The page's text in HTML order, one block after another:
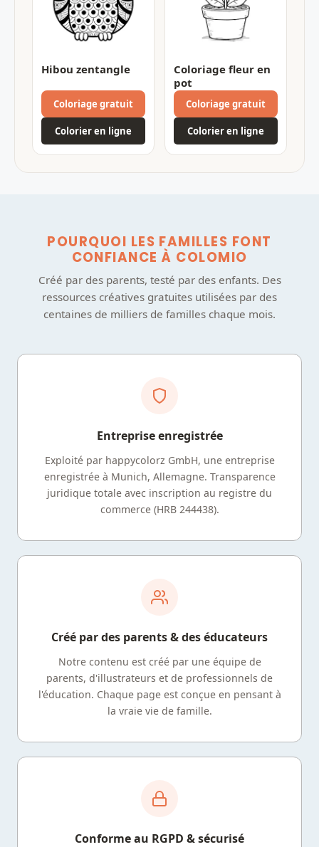
Hibou zentangle
Coloriage gratuit
Colorier en ligne
Coloriage fleur en
pot
Coloriage gratuit
Colorier en ligne
POURQUOI LES FAMILLES FONT
CONFIANCE À COLOMIO
Créé par des parents, testé par des enfants. Des
ressources créatives gratuites utilisées par des
centaines de milliers de familles chaque mois.
Entreprise enregistrée
Exploité par happycolorz GmbH, une entreprise
enregistrée à Munich, Allemagne. Transparence
juridique totale avec inscription au registre du
commerce (HRB 244438).
Créé par des parents & des éducateurs
Notre contenu est créé par une équipe de
parents, d'illustrateurs et de professionnels de
l'éducation. Chaque page est conçue en pensant à
la vraie vie de famille.
Conforme au RGPD & sécurisé